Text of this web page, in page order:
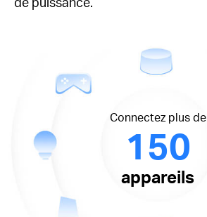
Connectez plus de
150
appareils